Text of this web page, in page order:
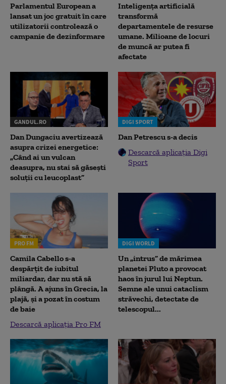
Parlamentul European a
lansat un joc gratuit în care
utilizatorii controlează o
campanie de dezinformare
Inteligența artificială
transformă
departamentele de resurse
umane. Milioane de locuri
de muncă ar putea fi
afectate
GANDUL.RO
Dan Dungaciu avertizează
asupra crizei energetice:
„Când ai un vulcan
deasupra, nu stai să găsești
soluții cu leucoplast”
DIGI SPORT
Dan Petrescu s-a decis
Descarcă aplicația Digi
Sport
PRO FM
Camila Cabello s-a
despărțit de iubitul
miliardar, dar nu stă să
plângă. A ajuns în Grecia, la
plajă, și a pozat în costum
de baie
Descarcă aplicația Pro FM
DIGI WORLD
Un „intrus” de mărimea
planetei Pluto a provocat
haos în jurul lui Neptun.
Semne ale unui cataclism
străvechi, detectate de
telescopul...